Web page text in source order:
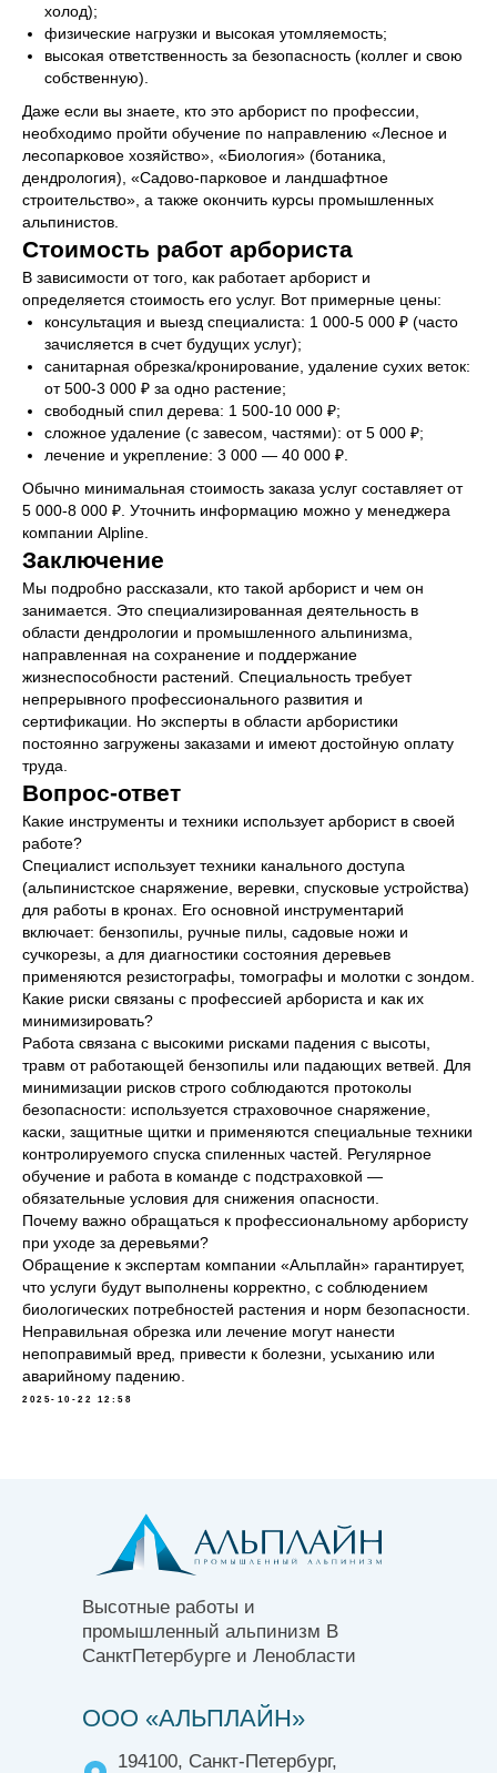
холод);
физические нагрузки и высокая утомляемость;
высокая ответственность за безопасность (коллег и свою
собственную).
Даже если вы знаете, кто это арборист по профессии,
необходимо пройти обучение по направлению «Лесное и
лесопарковое хозяйство», «Биология» (ботаника,
дендрология), «Садово-парковое и ландшафтное
строительство», а также окончить курсы промышленных
альпинистов.
Стоимость работ арбориста
В зависимости от того, как работает арборист и
определяется стоимость его услуг. Вот примерные цены:
консультация и выезд специалиста: 1 000-5 000 ₽ (часто
зачисляется в счет будущих услуг);
санитарная обрезка/кронирование, удаление сухих веток:
от 500-3 000 ₽ за одно растение;
свободный спил дерева: 1 500-10 000 ₽;
сложное удаление (с завесом, частями): от 5 000 ₽;
лечение и укрепление: 3 000 — 40 000 ₽.
Обычно минимальная стоимость заказа услуг составляет от
5 000-8 000 ₽. Уточнить информацию можно у менеджера
компании Alpline.
Заключение
Мы подробно рассказали, кто такой арборист и чем он
занимается. Это специализированная деятельность в
области дендрологии и промышленного альпинизма,
направленная на сохранение и поддержание
жизнеспособности растений. Специальность требует
непрерывного профессионального развития и
сертификации. Но эксперты в области арбористики
постоянно загружены заказами и имеют достойную оплату
труда.
Вопрос-ответ
Какие инструменты и техники использует арборист в своей
работе?
Специалист использует техники канального доступа
(альпинистское снаряжение, веревки, спусковые устройства)
для работы в кронах. Его основной инструментарий
включает: бензопилы, ручные пилы, садовые ножи и
сучкорезы, а для диагностики состояния деревьев
применяются резистографы, томографы и молотки с зондом.
Какие риски связаны с профессией арбориста и как их
минимизировать?
Работа связана с высокими рисками падения с высоты,
травм от работающей бензопилы или падающих ветвей. Для
минимизации рисков строго соблюдаются протоколы
безопасности: используется страховочное снаряжение,
каски, защитные щитки и применяются специальные техники
контролируемого спуска спиленных частей. Регулярное
обучение и работа в команде с подстраховкой —
обязательные условия для снижения опасности.
Почему важно обращаться к профессиональному арбористу
при уходе за деревьями?
Обращение к экспертам компании «Альплайн» гарантирует,
что услуги будут выполнены корректно, с соблюдением
биологических потребностей растения и норм безопасности.
Неправильная обрезка или лечение могут нанести
непоправимый вред, привести к болезни, усыханию или
аварийному падению.
2025-10-22 12:58
Высотные работы и
промышленный альпинизм В
СанктПетербурге и Ленобласти
ООО «АЛЬПЛАЙН»
194100, Санкт-Петербург,